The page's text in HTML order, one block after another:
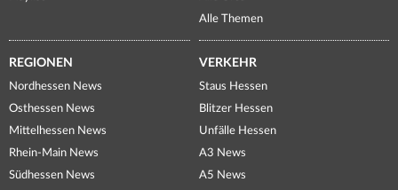
Alle Themen
REGIONEN
Nordhessen News
Osthessen News
Mittelhessen News
Rhein-Main News
Südhessen News
VERKEHR
Staus Hessen
Blitzer Hessen
Unfälle Hessen
A3 News
A5 News